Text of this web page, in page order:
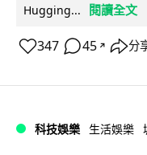
Hugging...
閱讀全文
347 45 ↗ 分
科技娛樂 生活娛樂